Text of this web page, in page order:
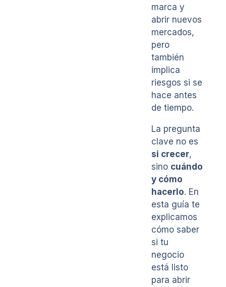
marca y
abrir nuevos
mercados,
pero
también
implica
riesgos si se
hace antes
de tiempo.
La pregunta
clave no es
si crecer,
sino cuándo
y cómo
hacerlo. En
esta guía te
explicamos
cómo saber
si tu
negocio
está listo
para abrir